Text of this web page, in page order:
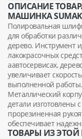
ОПИСАНИЕ
МАШИНКА
Полировальная
для обработки
дерево. Инструмент
лакокрасочных
аавтосервисах,
увеличивает
выполненной работы.
Металлический
детали изготовлены
прорезиненная
обеспечивает
ТОВАРЫ ИЗ ЭТОЙ